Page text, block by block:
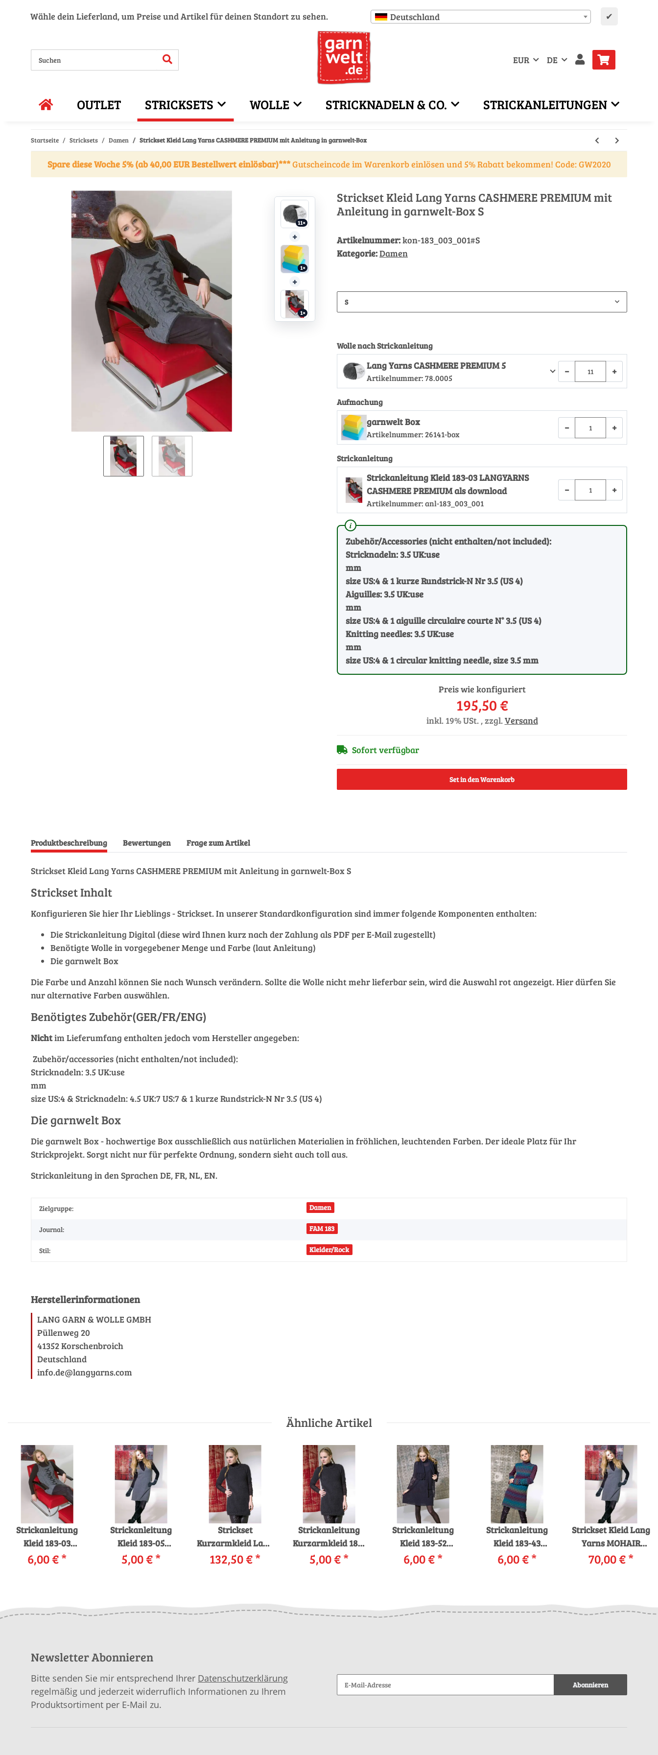
Wähle dein Lieferland, um Preise und Artikel für deinen Standort zu sehen. Deutschland ✔
EUR DE
OUTLET STRICKSETS WOLLE STRICKNADELN & CO. STRICKANLEITUNGEN
Startseite Stricksets Damen Strickset Kleid Lang Yarns CASHMERE PREMIUM mit Anleitung in garnwelt-Box
Spare diese Woche 5% (ab 40,00 EUR Bestellwert einlösbar)***Gutscheincode im Warenkorb einlösen und 5% Rabatt bekommen! Code: GW2020
11×
+
1×
+
1×
Strickset Kleid Lang Yarns CASHMERE PREMIUM mit
Anleitung in garnwelt-Box S
Artikelnummer:kon-183_003_001#S
Kategorie:Damen
S
Wolle nach Strickanleitung
Lang Yarns CASHMERE PREMIUM 5
Artikelnummer:78.0005
− +
Aufmachung
garnwelt Box
Artikelnummer: 26141-box
− +
Strickanleitung
Strickanleitung Kleid 183-03 LANGYARNS
CASHMERE PREMIUM als download
Artikelnummer:anl-183_003_001
− +
Zubehör/Accessories (nicht enthalten/not included):
Stricknadeln: 3.5 UK:use
mm
size US:4 & 1 kurze Rundstrick-N Nr 3.5 (US 4)
Aiguilles: 3.5 UK:use
mm
size US:4 & 1 aiguille circulaire courte N° 3.5 (US 4)
Knitting needles: 3.5 UK:use
mm
size US:4 & 1 circular knitting needle, size 3.5 mm
Preis wie konfiguriert
195,50 €
inkl. 19% USt. , zzgl.Versand
Sofort verfügbar
Set in den Warenkorb
Produktbeschreibung Bewertungen Frage zum Artikel
Strickset Kleid Lang Yarns CASHMERE PREMIUM mit Anleitung in garnwelt-Box S
Strickset Inhalt
Konfigurieren Sie hier Ihr Lieblings - Strickset. In unserer Standardkonfiguration sind immer folgende Komponenten enthalten:
Die Strickanleitung Digital (diese wird Ihnen kurz nach der Zahlung als PDF per E-Mail zugestellt)
Benötigte Wolle in vorgegebener Menge und Farbe (laut Anleitung)
Die garnwelt Box
Die Farbe und Anzahl können Sie nach Wunsch verändern. Sollte die Wolle nicht mehr lieferbar sein, wird die Auswahl rot angezeigt. Hier dürfen Sie
nur alternative Farben auswählen.
Benötigtes Zubehör(GER/FR/ENG)
Nichtim Lieferumfang enthalten jedoch vom Hersteller angegeben:
Zubehör/accessories (nicht enthalten/not included):
Stricknadeln: 3.5 UK:use
mm
size US:4 & Stricknadeln: 4.5 UK:7 US:7 & 1 kurze Rundstrick-N Nr 3.5 (US 4)
Die garnwelt Box
Die garnwelt Box - hochwertige Box ausschließlich aus natürlichen Materialien in fröhlichen, leuchtenden Farben. Der ideale Platz für Ihr
Strickprojekt. Sorgt nicht nur für perfekte Ordnung, sondern sieht auch toll aus.
Strickanleitung in den Sprachen DE, FR, NL, EN.
Zielgruppe: Damen
Journal: FAM 183
Stil: Kleider/Rock
Herstellerinformationen
LANG GARN & WOLLE GMBH
Püllenweg 20
41352 Korschenbroich
Deutschland
info.de@langyarns.com
Ähnliche Artikel
Strickanleitung
Kleid 183-03
LANGYARNS
CASHMERE
6,00 €*
Strickanleitung
Kleid 183-05
LANGYARNS
MOHAIR LUXE
5,00 €*
Strickset
Kurzarmkleid Lang
Yarns MOHAIR
LUXE LAMÉ mit
132,50 €*
Strickanleitung
Kurzarmkleid 183-
64 LANGYARNS
MOHAIR LUXE
5,00 €*
Strickanleitung
Kleid 183-52
LANGYARNS
ALPACA
6,00 €*
Strickanleitung
Kleid 183-43
LANGYARNS TOSCA
LIGHT als
6,00 €*
Strickset Kleid Lang
Yarns MOHAIR
LUXE LAMÉ mit
Anleitung in
70,00 €*
Newsletter Abonnieren
Bitte senden Sie mir entsprechend Ihrer Datenschutzerklärung
regelmäßig und jederzeit widerruflich Informationen zu Ihrem
Produktsortiment per E-Mail zu.
Abonnieren